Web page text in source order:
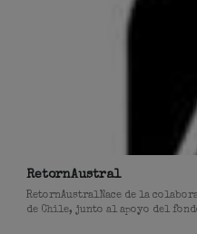
RetornAustral
RetornAustralNace de la
de Chile, junto al apoyo del